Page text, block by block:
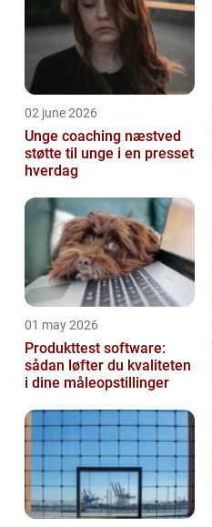
som kan ...
02 june 2026
Unge coaching næstved
støtte til unge i en presset
hverdag
01 may 2026
Produkttest software:
sådan løfter du kvaliteten
i dine måleopstillinger